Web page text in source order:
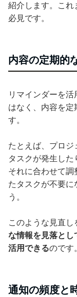
紹介します。これ
必見です。
内容の定期的
リマインダーを
はなく、内容を
す。
たとえば、プロジ
タスクが発生し
それに合わせて調
たタスクが不要に
う。
このような見直し
な情報を見落とし
活用できるのです
通知の頻度と